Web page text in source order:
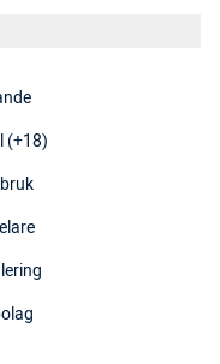
(+18)